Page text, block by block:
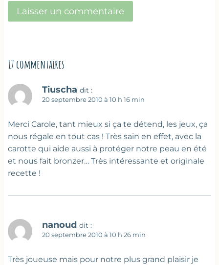
17 commentaires
Tiuscha dit :
20 septembre 2010 à 10 h 16 min
Merci Carole, tant mieux si ça te détend, les jeux, ça
nous régale en tout cas ! Très sain en effet, avec la
carotte qui aide aussi à protéger notre peau en été
et nous fait bronzer… Très intéressante et originale
recette !
nanoud dit :
20 septembre 2010 à 10 h 26 min
Très joueuse mais pour notre plus grand plaisir je